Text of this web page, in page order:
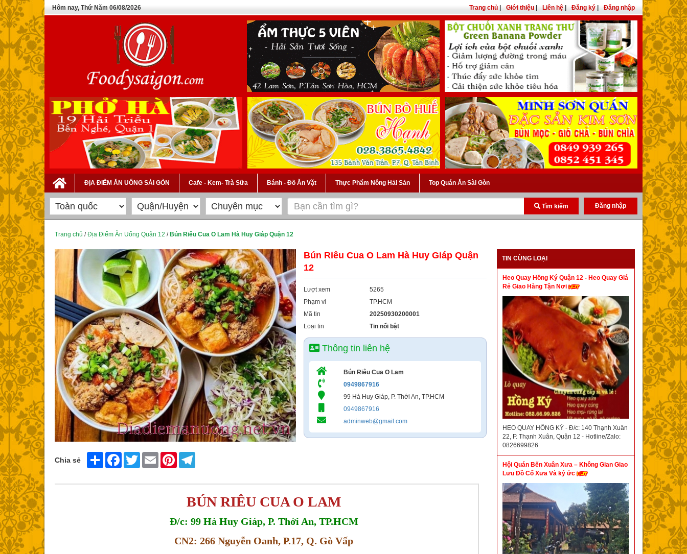
Hôm nay, Thứ Năm 06/08/2026 Trang chủ Giới thiệu Liên hệ Đăng ký Đăng nhập
ĐỊA ĐIỂM ĂN UỐNG SÀI GÒN Cafe - Kem- Trà Sữa Bánh - Đồ Ăn Vặt Thực Phẩm Nông Hải Sản Top Quán Ăn Sài Gòn
Tìm kiếm Đăng nhập
Trang chủ /Địa Điểm Ăn Uống Quận 12 / Bún Riêu Cua O Lam Hà Huy Giáp Quận 12
Chia sẻ Share FacebookTwitter Email Pinterest
Bún Riêu Cua O Lam Hà Huy Giáp Quận
12
Lượt xem
5265
Phạm vi
TP.HCM
Mã tin
20250930200001
Loại tin
Tin nổi bật
Thông tin liên hệ
Bún Riêu Cua O Lam
0949867916
99 Hà Huy Giáp, P. Thới An, TP.HCM
0949867916
adminweb@gmail.com
BÚN RIÊU CUA O LAM
Đ/c: 99 Hà Huy Giáp, P. Thới An, TP.HCM
CN2: 266 Nguyễn Oanh, P.17, Q. Gò Vấp
TIN CÙNG LOẠI
Heo Quay Hồng Ký Quận 12 - Heo Quay Giá
Rẻ Giao Hàng Tận Nơi
HEO QUAY HỒNG KÝ - Đ/c: 140 Thạnh Xuân
22, P. Thạnh Xuân, Quận 12 - Hotline/Zalo:
0826699826
Hội Quán Bến Xuân Xưa – Không Gian Giao
Lưu Đồ Cổ Xưa Và ký ức